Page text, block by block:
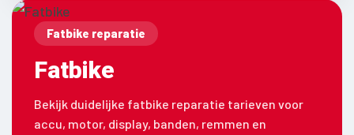
Fatbike reparatie
Fatbike
Bekijk duidelijke fatbike reparatie tarieven voor
accu, motor, display, banden, remmen en